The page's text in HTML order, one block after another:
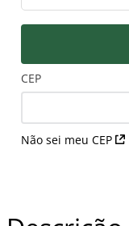
Patch
MANGA DIREITA
CEP
Não sei meu CEP